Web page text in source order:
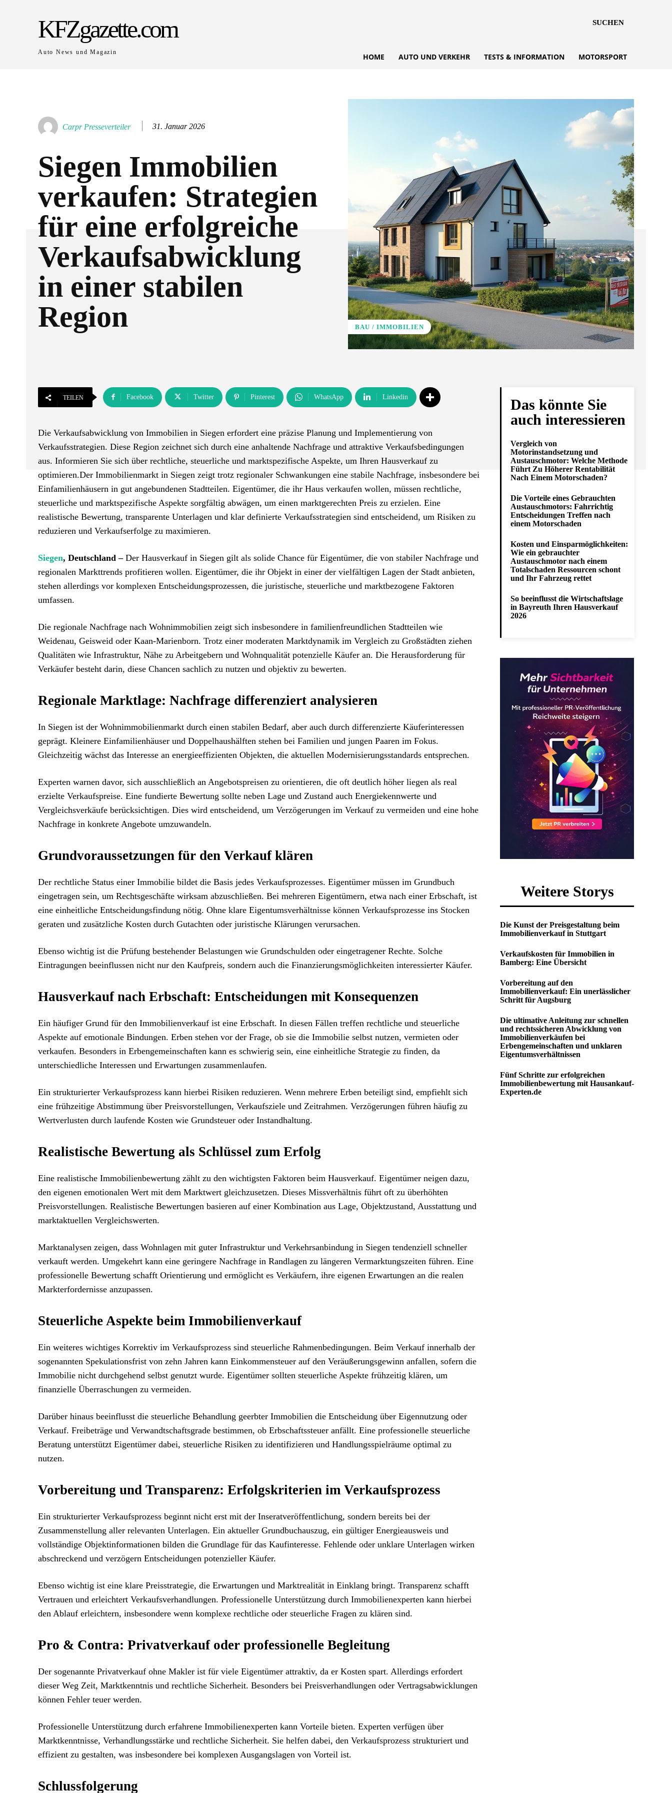
KFZgazette.com
Auto News und Magazin
SUCHEN
HOME AUTO UND VERKEHR TESTS & INFORMATION MOTORSPORT
Carpr Presseverteiler 31. Januar 2026
Siegen Immobilien
verkaufen: Strategien
für eine erfolgreiche
Verkaufsabwicklung
in einer stabilen
Region
BAU / IMMOBILIEN
TEILEN Facebook Twitter Pinterest WhatsApp Linkedin
Die Verkaufsabwicklung von Immobilien in Siegen erfordert eine präzise Planung und Implementierung von
Verkaufsstrategien. Diese Region zeichnet sich durch eine anhaltende Nachfrage und attraktive Verkaufsbedingungen
aus. Informieren Sie sich über rechtliche, steuerliche und marktspezifische Aspekte, um Ihren Hausverkauf zu
optimieren.Der Immobilienmarkt in Siegen zeigt trotz regionaler Schwankungen eine stabile Nachfrage, insbesondere bei
Einfamilienhäusern in gut angebundenen Stadtteilen. Eigentümer, die ihr Haus verkaufen wollen, müssen rechtliche,
steuerliche und marktspezifische Aspekte sorgfältig abwägen, um einen marktgerechten Preis zu erzielen. Eine
realistische Bewertung, transparente Unterlagen und klar definierte Verkaufsstrategien sind entscheidend, um Risiken zu
reduzieren und Verkaufserfolge zu maximieren.
Siegen, Deutschland –Der Hausverkauf in Siegen gilt als solide Chance für Eigentümer, die von stabiler Nachfrage und
regionalen Markttrends profitieren wollen. Eigentümer, die ihr Objekt in einer der vielfältigen Lagen der Stadt anbieten,
stehen allerdings vor komplexen Entscheidungsprozessen, die juristische, steuerliche und marktbezogene Faktoren
umfassen.
Die regionale Nachfrage nach Wohnimmobilien zeigt sich insbesondere in familienfreundlichen Stadtteilen wie
Weidenau, Geisweid oder Kaan-Marienborn. Trotz einer moderaten Marktdynamik im Vergleich zu Großstädten ziehen
Qualitäten wie Infrastruktur, Nähe zu Arbeitgebern und Wohnqualität potenzielle Käufer an. Die Herausforderung für
Verkäufer besteht darin, diese Chancen sachlich zu nutzen und objektiv zu bewerten.
Regionale Marktlage: Nachfrage differenziert analysieren
In Siegen ist der Wohnimmobilienmarkt durch einen stabilen Bedarf, aber auch durch differenzierte Käuferinteressen
geprägt. Kleinere Einfamilienhäuser und Doppelhaushälften stehen bei Familien und jungen Paaren im Fokus.
Gleichzeitig wächst das Interesse an energieeffizienten Objekten, die aktuellen Modernisierungsstandards entsprechen.
Experten warnen davor, sich ausschließlich an Angebotspreisen zu orientieren, die oft deutlich höher liegen als real
erzielte Verkaufspreise. Eine fundierte Bewertung sollte neben Lage und Zustand auch Energiekennwerte und
Vergleichsverkäufe berücksichtigen. Dies wird entscheidend, um Verzögerungen im Verkauf zu vermeiden und eine hohe
Nachfrage in konkrete Angebote umzuwandeln.
Grundvoraussetzungen für den Verkauf klären
Der rechtliche Status einer Immobilie bildet die Basis jedes Verkaufsprozesses. Eigentümer müssen im Grundbuch
eingetragen sein, um Rechtsgeschäfte wirksam abzuschließen. Bei mehreren Eigentümern, etwa nach einer Erbschaft, ist
eine einheitliche Entscheidungsfindung nötig. Ohne klare Eigentumsverhältnisse können Verkaufsprozesse ins Stocken
geraten und zusätzliche Kosten durch Gutachten oder juristische Klärungen verursachen.
Ebenso wichtig ist die Prüfung bestehender Belastungen wie Grundschulden oder eingetragener Rechte. Solche
Eintragungen beeinflussen nicht nur den Kaufpreis, sondern auch die Finanzierungsmöglichkeiten interessierter Käufer.
Hausverkauf nach Erbschaft: Entscheidungen mit Konsequenzen
Ein häufiger Grund für den Immobilienverkauf ist eine Erbschaft. In diesen Fällen treffen rechtliche und steuerliche
Aspekte auf emotionale Bindungen. Erben stehen vor der Frage, ob sie die Immobilie selbst nutzen, vermieten oder
verkaufen. Besonders in Erbengemeinschaften kann es schwierig sein, eine einheitliche Strategie zu finden, da
unterschiedliche Interessen und Erwartungen zusammenlaufen.
Ein strukturierter Verkaufsprozess kann hierbei Risiken reduzieren. Wenn mehrere Erben beteiligt sind, empfiehlt sich
eine frühzeitige Abstimmung über Preisvorstellungen, Verkaufsziele und Zeitrahmen. Verzögerungen führen häufig zu
Wertverlusten durch laufende Kosten wie Grundsteuer oder Instandhaltung.
Realistische Bewertung als Schlüssel zum Erfolg
Eine realistische Immobilienbewertung zählt zu den wichtigsten Faktoren beim Hausverkauf. Eigentümer neigen dazu,
den eigenen emotionalen Wert mit dem Marktwert gleichzusetzen. Dieses Missverhältnis führt oft zu überhöhten
Preisvorstellungen. Realistische Bewertungen basieren auf einer Kombination aus Lage, Objektzustand, Ausstattung und
marktaktuellen Vergleichswerten.
Marktanalysen zeigen, dass Wohnlagen mit guter Infrastruktur und Verkehrsanbindung in Siegen tendenziell schneller
verkauft werden. Umgekehrt kann eine geringere Nachfrage in Randlagen zu längeren Vermarktungszeiten führen. Eine
professionelle Bewertung schafft Orientierung und ermöglicht es Verkäufern, ihre eigenen Erwartungen an die realen
Markterfordernisse anzupassen.
Steuerliche Aspekte beim Immobilienverkauf
Ein weiteres wichtiges Korrektiv im Verkaufsprozess sind steuerliche Rahmenbedingungen. Beim Verkauf innerhalb der
sogenannten Spekulationsfrist von zehn Jahren kann Einkommensteuer auf den Veräußerungsgewinn anfallen, sofern die
Immobilie nicht durchgehend selbst genutzt wurde. Eigentümer sollten steuerliche Aspekte frühzeitig klären, um
finanzielle Überraschungen zu vermeiden.
Darüber hinaus beeinflusst die steuerliche Behandlung geerbter Immobilien die Entscheidung über Eigennutzung oder
Verkauf. Freibeträge und Verwandtschaftsgrade bestimmen, ob Erbschaftssteuer anfällt. Eine professionelle steuerliche
Beratung unterstützt Eigentümer dabei, steuerliche Risiken zu identifizieren und Handlungsspielräume optimal zu
nutzen.
Vorbereitung und Transparenz: Erfolgskriterien im Verkaufsprozess
Ein strukturierter Verkaufsprozess beginnt nicht erst mit der Inseratveröffentlichung, sondern bereits bei der
Zusammenstellung aller relevanten Unterlagen. Ein aktueller Grundbuchauszug, ein gültiger Energieausweis und
vollständige Objektinformationen bilden die Grundlage für das Kaufinteresse. Fehlende oder unklare Unterlagen wirken
abschreckend und verzögern Entscheidungen potenzieller Käufer.
Ebenso wichtig ist eine klare Preisstrategie, die Erwartungen und Marktrealität in Einklang bringt. Transparenz schafft
Vertrauen und erleichtert Verkaufsverhandlungen. Professionelle Unterstützung durch Immobilienexperten kann hierbei
den Ablauf erleichtern, insbesondere wenn komplexe rechtliche oder steuerliche Fragen zu klären sind.
Pro & Contra: Privatverkauf oder professionelle Begleitung
Der sogenannte Privatverkauf ohne Makler ist für viele Eigentümer attraktiv, da er Kosten spart. Allerdings erfordert
dieser Weg Zeit, Marktkenntnis und rechtliche Sicherheit. Besonders bei Preisverhandlungen oder Vertragsabwicklungen
können Fehler teuer werden.
Professionelle Unterstützung durch erfahrene Immobilienexperten kann Vorteile bieten. Experten verfügen über
Marktkenntnisse, Verhandlungsstärke und rechtliche Sicherheit. Sie helfen dabei, den Verkaufsprozess strukturiert und
effizient zu gestalten, was insbesondere bei komplexen Ausgangslagen von Vorteil ist.
Schlussfolgerung
Das könnte Sie
auch interessieren
Vergleich von
Motorinstandsetzung und
Austauschmotor: Welche Methode
Führt Zu Höherer Rentabilität
Nach Einem Motorschaden?
Die Vorteile eines Gebrauchten
Austauschmotors: Fahrrichtig
Entscheidungen Treffen nach
einem Motorschaden
Kosten und Einsparmöglichkeiten:
Wie ein gebrauchter
Austauschmotor nach einem
Totalschaden Ressourcen schont
und Ihr Fahrzeug rettet
So beeinflusst die Wirtschaftslage
in Bayreuth Ihren Hausverkauf
2026
Weitere Storys
Die Kunst der Preisgestaltung beim
Immobilienverkauf in Stuttgart
Verkaufskosten für Immobilien in
Bamberg: Eine Übersicht
Vorbereitung auf den
Immobilienverkauf: Ein unerlässlicher
Schritt für Augsburg
Die ultimative Anleitung zur schnellen
und rechtssicheren Abwicklung von
Immobilienverkäufen bei
Erbengemeinschaften und unklaren
Eigentumsverhältnissen
Fünf Schritte zur erfolgreichen
Immobilienbewertung mit Hausankauf-
Experten.de